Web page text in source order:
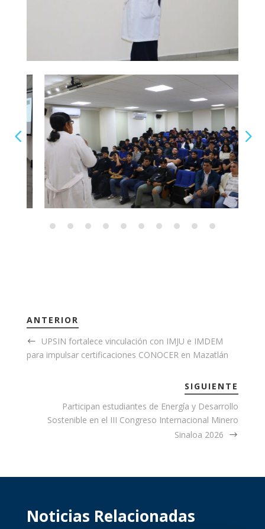
ANTERIOR
UPSIN fortalece vinculación con IMJU e IMDEM
para impulsar certificaciones CONOCER en Mazatlán
SIGUIENTE
Participan estudiantes de Energía y Desarrollo
Sostenible en el III Congreso Internacional Minero
Sinaloa 2026
Noticias Relacionadas